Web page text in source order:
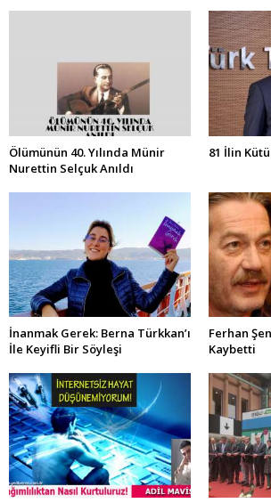
Ölümünün 40. Yılında Münir
Nurettin Selçuk Anıldı
81 İlin
İnanmak Gerek: Berna Türkkan’ı
İle Keyifli Bir Söyleşi
Ferhan
Kaybetti